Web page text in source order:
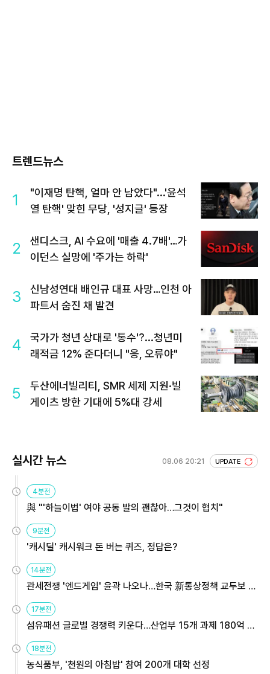
트렌드뉴스
1
"이재명 탄핵, 얼마 안 남았다"...'윤석
열 탄핵' 맞힌 무당, '성지글' 등장
2
샌디스크, AI 수요에 '매출 4.7배'…가
이던스 실망에 '주가는 하락'
3
신남성연대 배인규 대표 사망…인천 아
파트서 숨진 채 발견
4
국가가 청년 상대로 '통수'?...청년미
래적금 12% 준다더니 "응, 오류야"
5
두산에너빌리티, SMR 세제 지원·빌
게이츠 방한 기대에 5%대 강세
실시간 뉴스 08.06 20:21 UPDATE
4분전
與 "'하늘이법' 여야 공동 발의 괜찮아…그것이 협치"
9분전
'캐시딜' 캐시워크 돈 버는 퀴즈, 정답은?
14분전
관세전쟁 '엔드게임' 윤곽 나오나…한국 新통상정책 교두보 활
17분전
섬유패션 글로벌 경쟁력 키운다…산업부 15개 과제 180억 지
18분전
농식품부, '천원의 아침밥' 참여 200개 대학 선정